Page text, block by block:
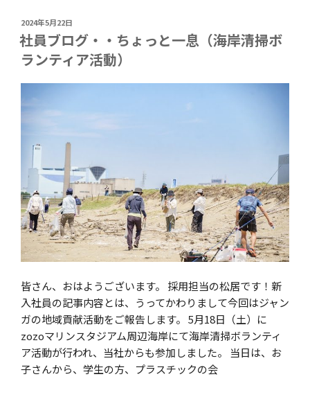
投
稿
日:
2024年5月22日
社員ブログ・・ちょっと一息（海岸清掃ボ
ランティア活動）
皆さん、おはようございます。 採用担当の松居です！新
入社員の記事内容とは、うってかわりまして今回はジャン
ガの地域貢献活動をご報告します。 5月18日（土）に
zozoマリンスタジアム周辺海岸にて海岸清掃ボランティ
ア活動が行われ、当社からも参加しました。 当日は、お
子さんから、学生の方、プラスチックの会